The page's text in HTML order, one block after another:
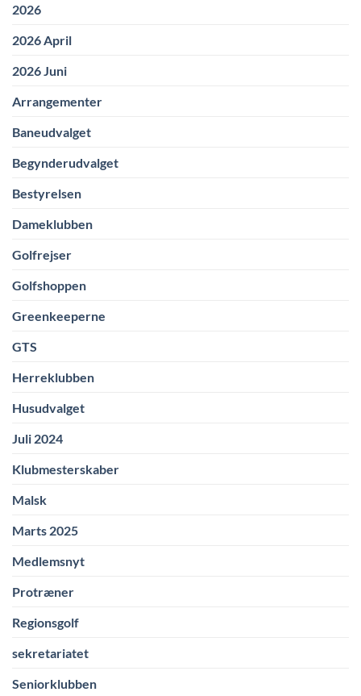
2026
2026 April
2026 Juni
Arrangementer
Baneudvalget
Begynderudvalget
Bestyrelsen
Dameklubben
Golfrejser
Golfshoppen
Greenkeeperne
GTS
Herreklubben
Husudvalget
Juli 2024
Klubmesterskaber
Malsk
Marts 2025
Medlemsnyt
Protræner
Regionsgolf
sekretariatet
Seniorklubben